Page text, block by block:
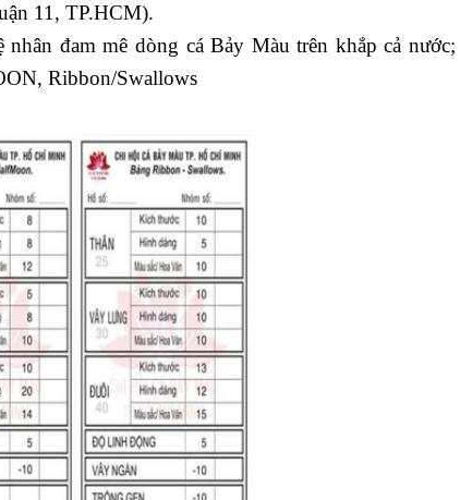
11, TP.HCM).
đam mê dòng cá Bảy Màu trên khắp cả nước;
Ribbon/Swallows